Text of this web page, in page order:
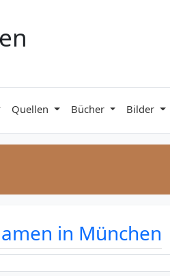
Quellen Bücher Bilder
in München